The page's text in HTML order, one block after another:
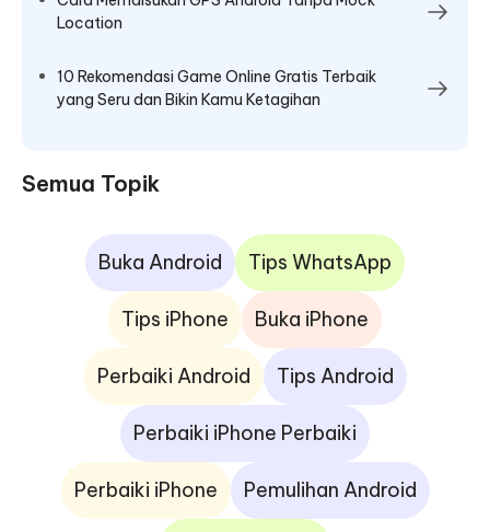
Location
10 Rekomendasi Game Online Gratis Terbaik
yang Seru dan Bikin Kamu Ketagihan
Semua Topik
Buka Android Tips WhatsApp
Tips iPhone Buka iPhone
Perbaiki Android Tips Android
Perbaiki iPhone Perbaiki
Perbaiki iPhone Pemulihan Android